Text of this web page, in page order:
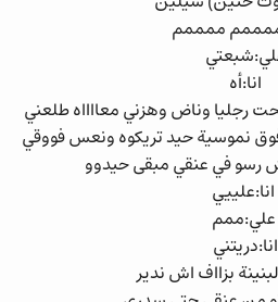
ممممم
انا:أه
رجليا وناض وهزني معااااه طلعني
نموسية حيد تريكوه ونعس فووقي
رسو في عنقي مبقى حيدوو
انا:علييي
علي:ممم
انا:دريتني
بزااف اش ندير